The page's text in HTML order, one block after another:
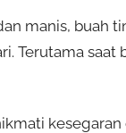
manis, buah
Terutama saat